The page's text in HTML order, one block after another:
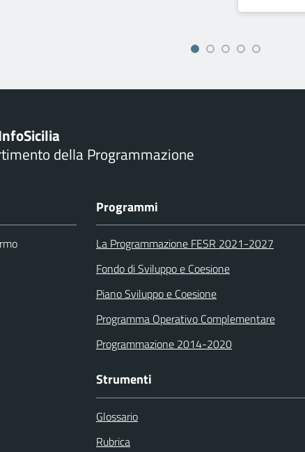
Sicilia
della Programmazione
Programmi
La Programmazione FESR 2021-2027
Fondo di Sviluppo e Coesione
Piano Sviluppo e Coesione
Programma Operativo Complementare
Programmazione 2014-2020
Strumenti
Glossario
Rubrica